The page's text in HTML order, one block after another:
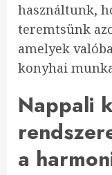
használtunk,
teremtsünk
amelyek
konyhai
Nappali
a